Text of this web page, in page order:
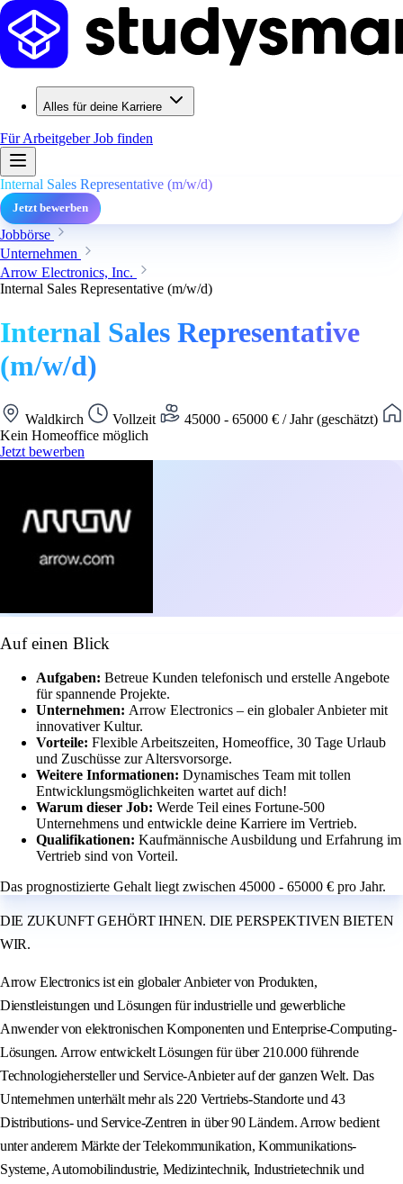
Alles für deine Karriere
Für ArbeitgeberJob finden
Internal Sales Representative (m/w/d)
Jetzt bewerben
Jobbörse
Unternehmen
Arrow Electronics, Inc.
Internal Sales Representative (m/w/d)
Internal Sales Representative
(m/w/d)
Waldkirch Vollzeit
45000 - 65000 € / Jahr (geschätzt)
Kein Homeoffice möglich
Jetzt bewerben
Auf einen Blick
Aufgaben: Betreue Kunden telefonisch und erstelle Angebote
für spannende Projekte.
Unternehmen: Arrow Electronics – ein globaler Anbieter mit
innovativer Kultur.
Vorteile: Flexible Arbeitszeiten, Homeoffice, 30 Tage Urlaub
und Zuschüsse zur Altersvorsorge.
Weitere Informationen: Dynamisches Team mit tollen
Entwicklungsmöglichkeiten wartet auf dich!
Warum dieser Job: Werde Teil eines Fortune-500
Unternehmens und entwickle deine Karriere im Vertrieb.
Qualifikationen: Kaufmännische Ausbildung und Erfahrung im
Vertrieb sind von Vorteil.
Das prognostizierte Gehalt liegt zwischen 45000 - 65000 € pro Jahr.
DIE ZUKUNFT GEHÖRT IHNEN. DIE PERSPEKTIVEN BIETEN
WIR.
Arrow Electronics ist ein globaler Anbieter von Produkten,
Dienstleistungen und Lösungen für industrielle und gewerbliche
Anwender von elektronischen Komponenten und Enterprise-Computing-
Lösungen. Arrow entwickelt Lösungen für über 210.000 führende
Technologiehersteller und Service-Anbieter auf der ganzen Welt. Das
Unternehmen unterhält mehr als 220 Vertriebs-Standorte und 43
Distributions- und Service-Zentren in über 90 Ländern. Arrow bedient
unter anderem Märkte der Telekommunikation, Kommunikations-
Systeme, Automobilindustrie, Medizintechnik, Industrietechnik und